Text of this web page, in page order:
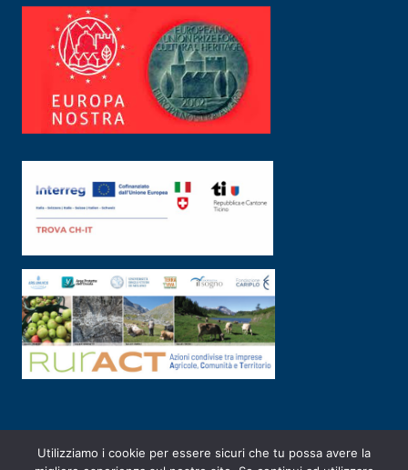
Utilizziamo i cookie per essere sicuri che tu possa avere la